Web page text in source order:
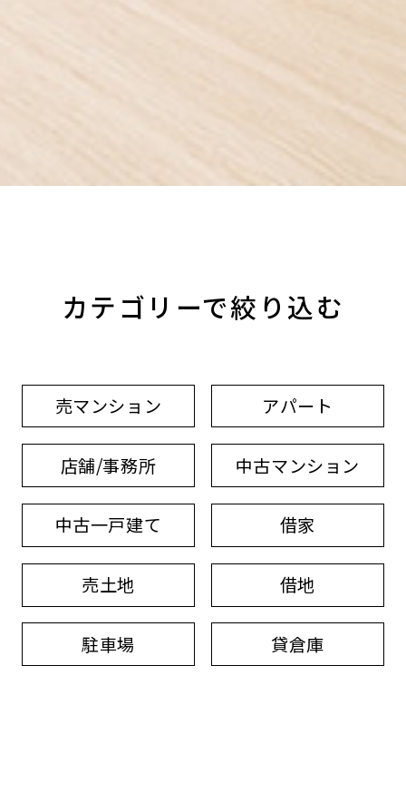
カテゴリーで絞り込む
売マンション アパート
店舗/事務所 中古マンション
中古一戸建て 借家
売土地 借地
駐車場 貸倉庫